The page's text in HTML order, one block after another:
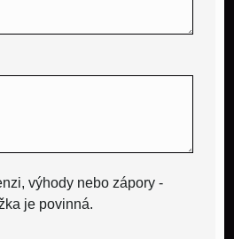
výhody nebo zápory -
je povinná.